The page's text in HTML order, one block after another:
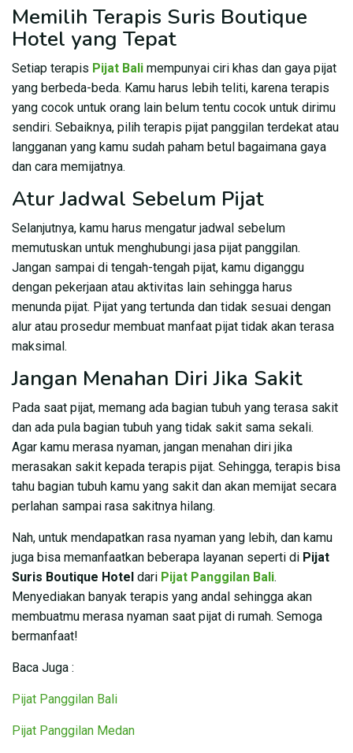
Memilih Terapis Suris Boutique
Hotel yang Tepat
Setiap terapis Pijat Bali mempunyai ciri khas dan gaya pijat
yang berbeda-beda. Kamu harus lebih teliti, karena terapis
yang cocok untuk orang lain belum tentu cocok untuk dirimu
sendiri. Sebaiknya, pilih terapis pijat panggilan terdekat atau
langganan yang kamu sudah paham betul bagaimana gaya
dan cara memijatnya.
Atur Jadwal Sebelum Pijat
Selanjutnya, kamu harus mengatur jadwal sebelum
memutuskan untuk menghubungi jasa pijat panggilan.
Jangan sampai di tengah-tengah pijat, kamu diganggu
dengan pekerjaan atau aktivitas lain sehingga harus
menunda pijat. Pijat yang tertunda dan tidak sesuai dengan
alur atau prosedur membuat manfaat pijat tidak akan terasa
maksimal.
Jangan Menahan Diri Jika Sakit
Pada saat pijat, memang ada bagian tubuh yang terasa sakit
dan ada pula bagian tubuh yang tidak sakit sama sekali.
Agar kamu merasa nyaman, jangan menahan diri jika
merasakan sakit kepada terapis pijat. Sehingga, terapis bisa
tahu bagian tubuh kamu yang sakit dan akan memijat secara
perlahan sampai rasa sakitnya hilang.
Nah, untuk mendapatkan rasa nyaman yang lebih, dan kamu
juga bisa memanfaatkan beberapa layanan seperti di Pijat
Suris Boutique Hotel dari Pijat Panggilan Bali.
Menyediakan banyak terapis yang andal sehingga akan
membuatmu merasa nyaman saat pijat di rumah. Semoga
bermanfaat!
Baca Juga :
Pijat Panggilan Bali
Pijat Panggilan Medan